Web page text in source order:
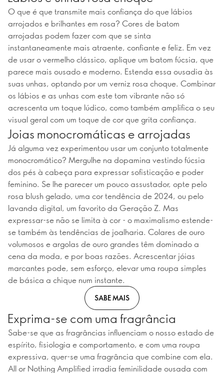
O que é que transmite mais confiança do que lábios
arrojados e brilhantes em rosa? Cores de batom
arrojadas podem fazer com que se sinta
instantaneamente mais atraente, confiante e feliz. Em vez
de usar o vermelho clássico, aplique um batom fúcsia, que
parece mais ousado e moderno. Estenda essa ousadia às
suas unhas, optando por um verniz rosa choque. Combinar
os lábios e as unhas com este tom vibrante não só
acrescenta um toque lúdico, como também amplifica o seu
visual geral com um toque de cor que grita confiança.
Joias monocromáticas e arrojadas
Já alguma vez experimentou usar um conjunto totalmente
monocromático? Mergulhe na dopamina vestindo fúcsia
dos pés à cabeça para expressar sofisticação e poder
feminino. Se lhe parecer um pouco assustador, opte pelo
rosa blush gelado, uma cor tendência de 2024, ou pelo
lavanda digital, um favorito da Geração Z. Mas
expressar-se não se limita à cor - o maximalismo estende-
se também às tendências de joalharia. Colares de ouro
volumosos e argolas de ouro grandes têm dominado a
cena da moda, e por boas razões. Acrescentar jóias
marcantes pode, sem esforço, elevar uma roupa simples
de básica a chique num instante.
SABE MAIS
Exprima-se com uma fragrância
Sabe-se que as fragrâncias influenciam o nosso estado de
espírito, fisiologia e comportamento, e com uma roupa
expressiva, quer-se uma fragrância que combine com ela.
All or Nothing Amplified irradia feminilidade ousada com